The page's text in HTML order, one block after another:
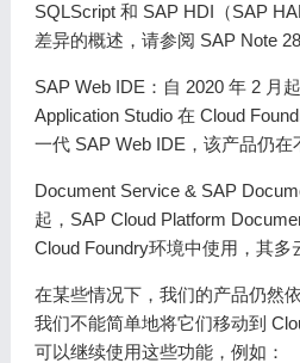
SQLScript 和 SAP HDI（SAP
差异的概述，请参阅 SAP Note
SAP Web IDE：自 2020 年 2 月
Application Studio 在 Cloud
一代 SAP Web IDE，该产品仍在
Document Service & SAP
起，SAP Cloud Platform
Cloud Foundry环境中使用，其多
在某些情况下，我们的产品仍然
我们不能简单地将它们移动到
可以继续使用这些功能，例如：